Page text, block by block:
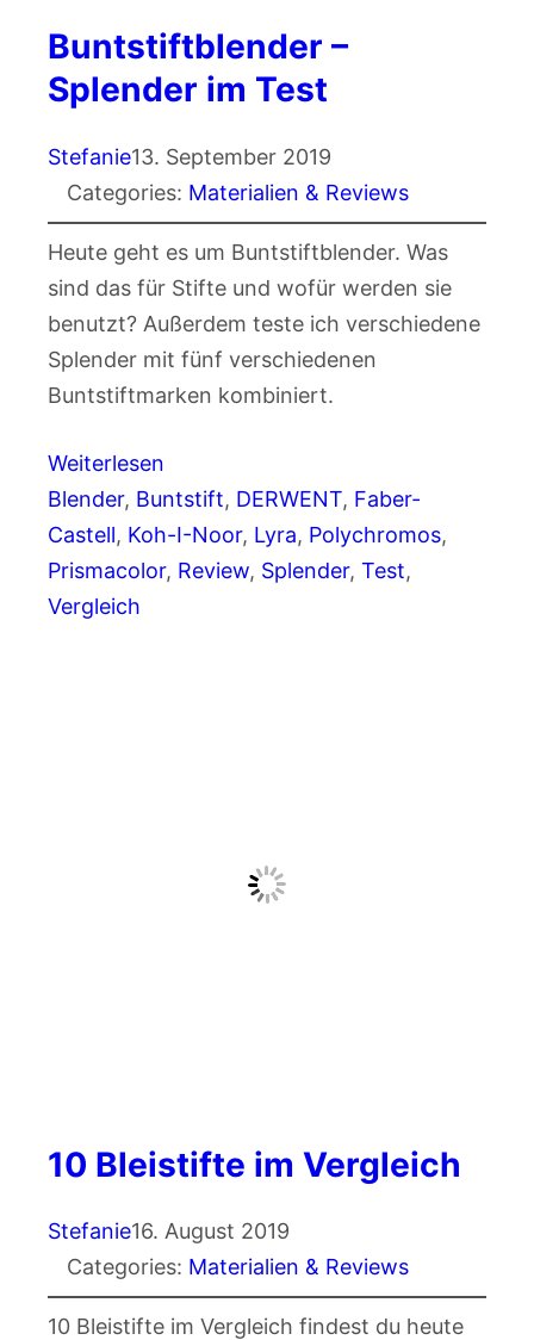
Buntstiftblender –
Splender im Test
Stefanie13. September 2019
Categories: Materialien & Reviews
Heute geht es um Buntstiftblender. Was
sind das für Stifte und wofür werden sie
benutzt? Außerdem teste ich verschiedene
Splender mit fünf verschiedenen
Buntstiftmarken kombiniert.
Weiterlesen
Blender, Buntstift, DERWENT, Faber-
Castell, Koh-I-Noor, Lyra, Polychromos
Prismacolor, Review, Splender, Test
Vergleich
10 Bleistifte im Vergleich
Stefanie16. August 2019
Categories: Materialien & Reviews
10 Bleistifte im Vergleich findest du heute